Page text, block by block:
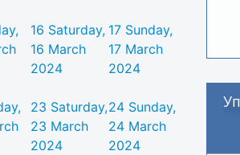
16 Saturday,
16 March
2024
17 Sunday,
17 March
2024
23 Saturday,
23 March
2024
24 Sunday,
24 March
2024